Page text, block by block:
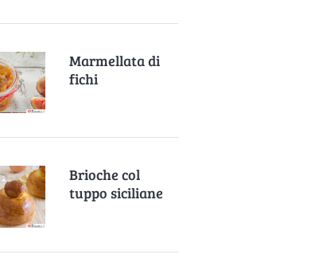
Marmellata di
fichi
Brioche col
tuppo siciliane